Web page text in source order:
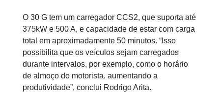
O 30 G tem um carregador CCS2, que suporta até
375kW e 500 A, e capacidade de estar com carga
total em aproximadamente 50 minutos. “Isso
possibilita que os veículos sejam carregados
durante intervalos, por exemplo, como o horário
de almoço do motorista, aumentando a
produtividade”, conclui Rodrigo Arita.